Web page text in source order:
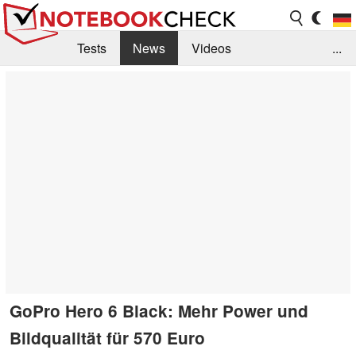
Tests News
Videos
...
GoPro Hero 6 Black: Mehr Power und
Bildqualität für 570 Euro